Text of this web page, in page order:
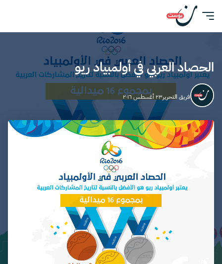
الحصاد العربي في أولمبياد ريو
فريق التحرير٢٣ أغسطس ٢٠١٦